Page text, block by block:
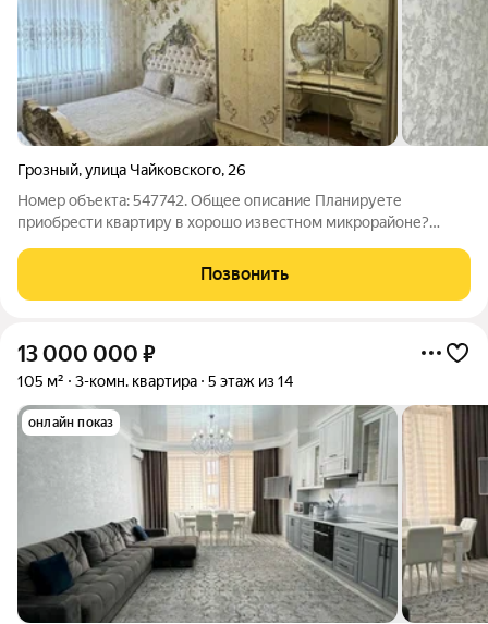
Грозный,улица Чайковского, 26
Номер объекта: 547742. Общее описание Планируете
приобрести квартиру в хорошо известном микрорайоне?
и аккуратная квартира с четырьмя комнатами и общей
площадью 97 кв.м в отличном состоянии,
Позвонить
13 000 000 ₽
105 м² 3-комн. квартира 5 этаж из 14
онлайн показ